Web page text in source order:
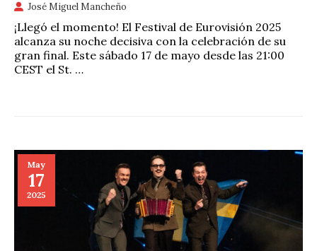
José Miguel Mancheño
¡Llegó el momento! El Festival de Eurovisión 2025
alcanza su noche decisiva con la celebración de su
gran final. Este sábado 17 de mayo desde las 21:00
CEST el St. …
May
17
2025